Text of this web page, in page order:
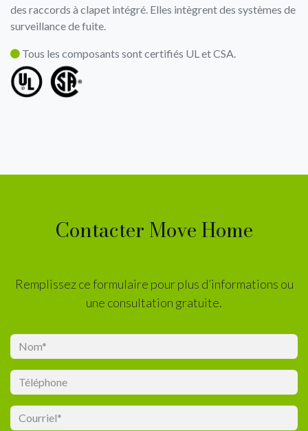
des raccords à clapet intégré. Elles intègrent des systèmes de
surveillance de fuite.
Tous les composants sont certifiés UL et CSA.
Contacter Move Home
Remplissez ce formulaire pour plus d’informations ou
une consultation gratuite.